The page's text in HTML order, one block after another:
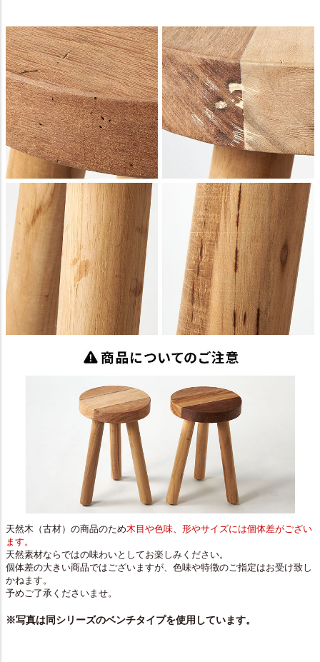
天然木（古材）の商品のため木目や色味、形やサイズには個体差がござい
ます。
天然素材ならではの味わいとしてお楽しみください。
個体差の大きい商品ではございますが、色味や特徴のご指定はお受け致し
かねます。
予めご了承くださいませ。
※写真は同シリーズのベンチタイプを使用しています。